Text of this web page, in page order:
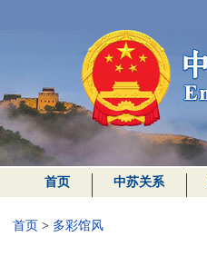
首页 中苏关系
首页 > 多彩馆风